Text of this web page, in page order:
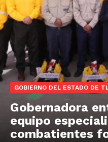
GOBIERNO DEL ESTADO DE
Gobernadora
equipo
combatientes